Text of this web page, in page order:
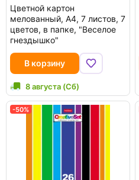
Цветной картон
мелованный, А4, 7 листов, 7
цветов, в папке, "Веселое
гнездышко"
В корзину
8 августа (Сб)
-50%